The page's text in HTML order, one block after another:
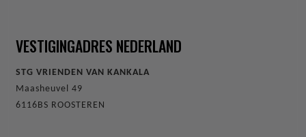
VESTIGINGADRES NEDERLAND
STG VRIENDEN VAN KANKALA
Maasheuvel 49
6116BS ROOSTEREN